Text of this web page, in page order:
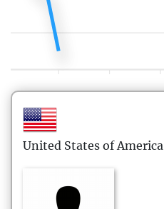
United States of America